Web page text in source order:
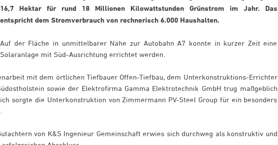
16,7 Hektar für rund 18 Millionen Kilowattstunden Grünstrom im Jahr. Das
entspricht dem Stromverbrauch von rechnerisch 6.000 Haushalten.
Auf der Fläche in unmittelbarer Nähe zur Autobahn A7 konnte in kurzer Zeit eine
Solaranlage mit Süd-Ausrichtung errichtet werden.
mit dem örtlichen Tiefbauer Offen-Tiefbau, dem Unterkonstruktions-Errichter
sowie der Elektrofirma Gamma Elektrotechnik GmbH trug maßgeblich
sorgte die Unterkonstruktion von Zimmermann PV-Steel Group für ein besonders
von K&S Ingenieur Gemeinschaft erwies sich durchweg als konstruktiv und